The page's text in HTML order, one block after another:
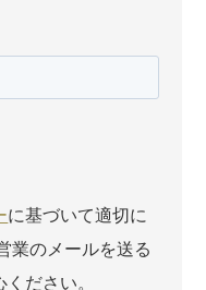
に基づいて適切に
業のメールを送る
ださい。